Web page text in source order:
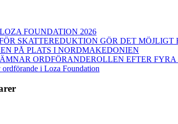
FOUNDATION 2026
SKATTEREDUKTION GÖR DET MÖJLIGT
PÅ PLATS I NORDMAKEDONIEN
ORDFÖRANDEROLLEN EFTER
ordförande i Loza Foundation